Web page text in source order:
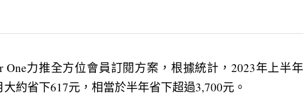
力推全方位會員訂閱方案，根據統計，2023年上半年
約省下617元，相當於半年省下超過3,700元。